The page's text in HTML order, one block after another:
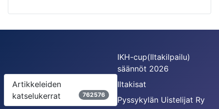
Artikkeleiden
katselukerrat
762576
IKH-cup(Iltakilpailu)
säännöt 2026
Iltakisat
Pyssykylän Uistelijat Ry